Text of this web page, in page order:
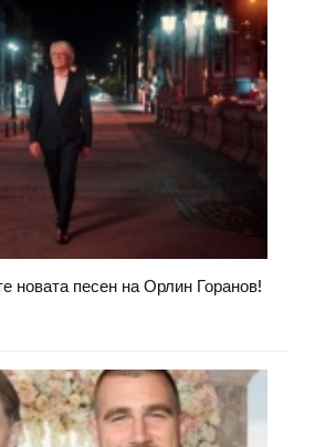
новата песен на Орлин Горанов!